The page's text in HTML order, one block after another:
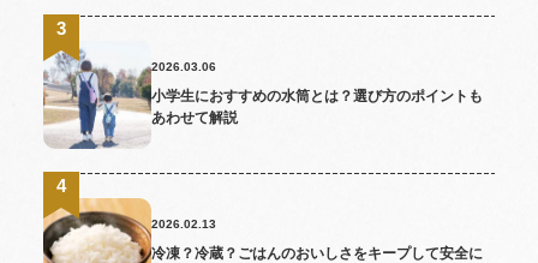
2026.03.06
小学生におすすめの水筒とは？選び方のポイントも
あわせて解説
2026.02.13
冷凍？冷蔵？ごはんのおいしさをキープして安全に